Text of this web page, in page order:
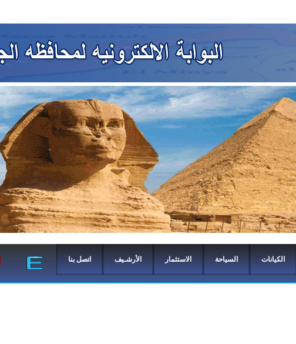
الكيانات السياحة الاستثمار الأرشـيف اتصل بنا